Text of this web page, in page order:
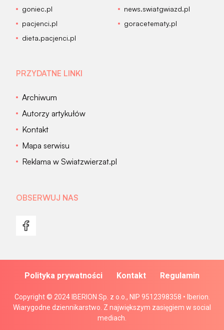
goniec.pl
news.swiatgwiazd.pl
pacjenci.pl
goracetematy.pl
dieta.pacjenci.pl
PRZYDATNE LINKI
Archiwum
Autorzy artykułów
Kontakt
Mapa serwisu
Reklama w Swiatzwierzat.pl
OBSERWUJ NAS
Copyright © 2024 IBERION Sp. z o.o., NIP 9512398358 • Iberion.
Wiarygodne dziennikarstwo. Z największym zasięgiem w social
mediach.
Polityka prywatności Kontakt Regulamin